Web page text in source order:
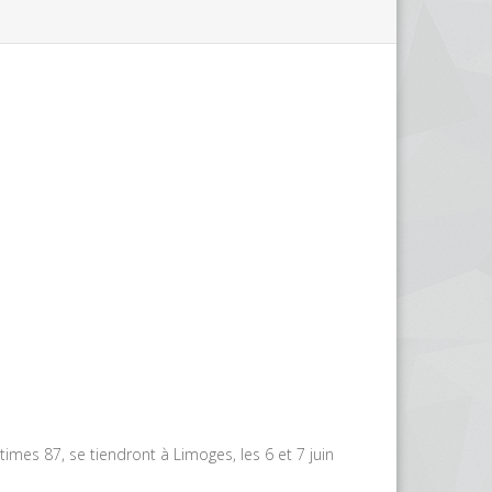
87, se tiendront à Limoges, les 6 et 7 juin